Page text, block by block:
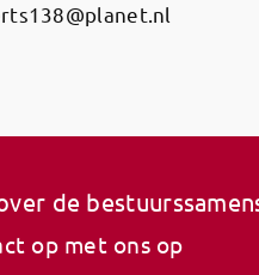
de
op met ons op